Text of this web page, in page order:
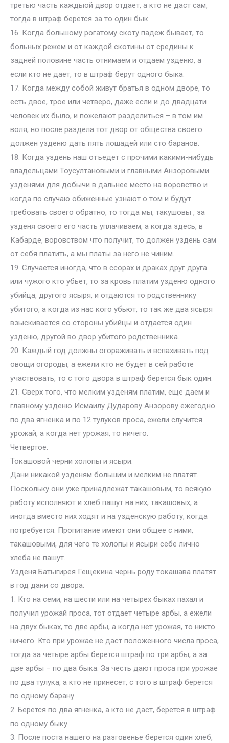
третью часть каждыой двор отдает, а кто не даст сам,
тогда в штраф берется за то один бык.
16. Когда большому рогатому скоту падеж бывает, то
больных режем и от каждой скотины от средины к
задней половине часть отнимаем и отдаем узденю, а
если кто не дает, то в штраф берут одного быка.
17. Когда между собой живут братья в одном дворе, то
есть двое, трое или четверо, даже если и до двадцати
человек их было, и пожелают разделиться – в том им
воля, но после раздела тот двор от общества своего
должен узденю дать пять лошадей или сто баранов.
18. Когда уздень наш отъедет с прочими какими-нибудь
владельцами Тоусултановыми и главными Анзоровыми
узденями для добычи в дальнее место на воровство и
когда по случаю обиженные узнают о том и будут
требовать своего обратно, то тогда мы, такушовы , за
узденя своего его часть уплачиваем, а когда здесь, в
Кабарде, воровством что получит, то должен уздень сам
от себя платить, а мы платы за него не чиним.
19. Случается иногда, что в ссорах и драках друг друга
или чужого кто убьет, то за кровь платим узденю одного
убийца, другого ясыря, и отдаются то родственнику
убитого, а когда из нас кого убьют, то так же два ясыря
взыскивается со стороны убийцы и отдается один
узденю, другой во двор убитого родственника.
20. Каждый год должны огораживать и вспахивать под
овощи огороды, а ежели кто не будет в сей работе
участвовать, то с того двора в штраф берется бык один.
21. Сверх того, что мелким узденям платим, еще даем и
главному узденю Исмаилу Дударову Анзорову ежегодно
по два ягненка и по 12 тулуков проса, ежели случится
урожай, а когда нет урожая, то ничего.
Четвертое.
Токашовой черни холопы и ясыри.
Дани никакой узденям большим и мелким не платят.
Поскольку они уже принадлежат такашовым, то всякую
работу исполняют и хлеб пашут на них, такашовых, а
иногда вместо них ходят и на узденскую работу, когда
потребуется. Пропитание имеют они общее с ними,
такашовыми, для чего те холопы и ясыри себе лично
хлеба не пашут.
Узденя Батыгирея Гещекина чернь роду токашава платят
в год дани со двора:
1. Кто на семи, на шести или на четырех быках пахал и
получил урожай проса, тот отдает четыре арбы, а ежели
на двух быках, то две арбы, а когда нет урожая, то никто
ничего. Кто при урожае не даст положенного числа проса,
тогда за четыре арбы берется штраф по три арбы, а за
две арбы – по два быка. За честь дают проса при урожае
по два тулука, а кто не принесет, с того в штраф берется
по одному барану.
2. Берется по два ягненка, а кто не даст, берется в штраф
по одному быку.
3. После поста нашего на разговенье берется один хлеб,